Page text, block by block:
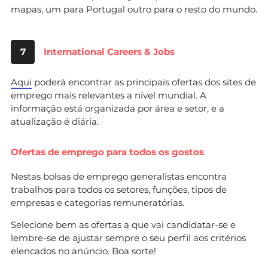
mapas, um para Portugal outro para o resto do mundo.
7 International Careers & Jobs
Aqui poderá encontrar as principais ofertas dos sites de
emprego mais relevantes a nível mundial. A
informação está organizada por área e setor, e a
atualização é diária.
Ofertas de emprego para todos os gostos
Nestas bolsas de emprego generalistas encontra
trabalhos para todos os setores, funções, tipos de
empresas e categorias remuneratórias.
Selecione bem as ofertas a que vai candidatar-se e
lembre-se de ajustar sempre o seu perfil aos critérios
elencados no anúncio. Boa sorte!